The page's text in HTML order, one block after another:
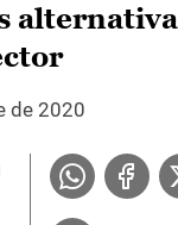
de 2020